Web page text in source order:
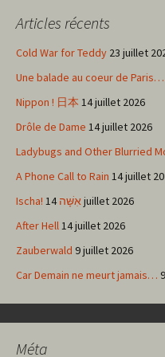
des
articles
Articles récents
Cold War for Teddy 23 juillet
Une balade au coeur de Paris…
Nippon ! 日本 14 juillet 2026
Drôle de Dame 14 juillet 2026
Ladybugs and Other Blurried
A Phone Call to Rain 14 juillet
Ischa! אִשָּׁה14 juillet 2026
After Hell14 juillet 2026
Zauberwald 9 juillet 2026
Car Demain ne meurt jamais…
Méta